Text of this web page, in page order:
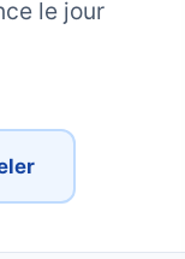
le jour